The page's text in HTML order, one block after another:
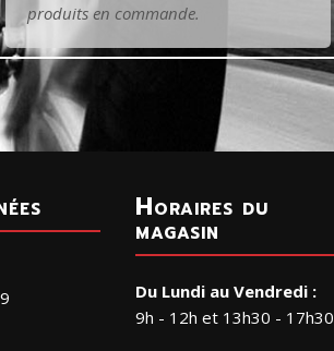
produits en commande.
Horaires du
magasin
Du Lundi au Vendredi :
9h - 12h et 13h30 - 17h30